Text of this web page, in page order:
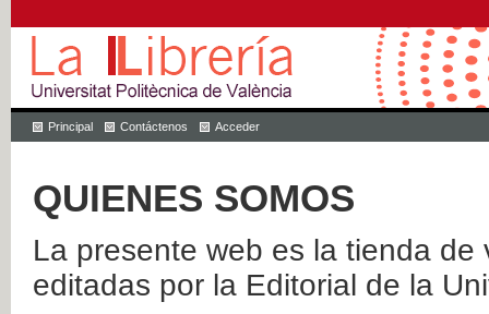
Principal Contáctenos Acceder
QUIENES SOMOS
La presente web es la tienda
editadas por la Editorial de la